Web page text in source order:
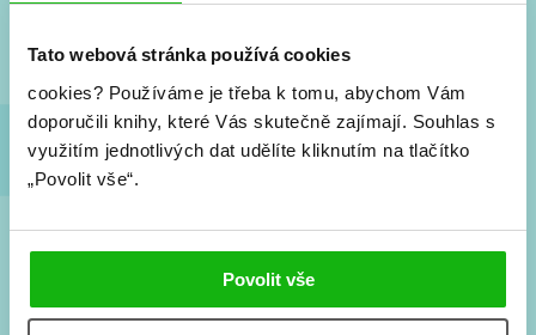
Tato webová stránka používá cookies
cookies? Používáme je třeba k tomu, abychom Vám
doporučili knihy, které Vás skutečně zajímají. Souhlas s
využitím jednotlivých dat udělíte kliknutím na tlačítko
„Povolit vše“.
Povolit vše
a seriálové adaptace a další.
Souhlasím spodmínkami zpracování osobních údajů